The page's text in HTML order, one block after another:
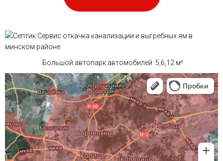
Большой автопарк автомобилей: 5,6,12 м³